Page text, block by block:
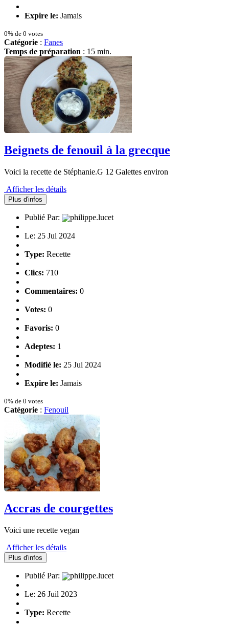
Expire le: Jamais
0% de 0 votes
Catégorie : Fanes
Temps de préparation : 15 min.
Beignets de fenouil à la grecque
Voici la recette de Stéphanie.G 12 Galettes environ
Afficher les détails
Plus d'infos
Publié Par: philippe.lucet
Le: 25 Jui 2024
Type: Recette
Clics: 710
Commentaires: 0
Votes: 0
Favoris: 0
Adeptes: 1
Modifié le: 25 Jui 2024
Expire le: Jamais
0% de 0 votes
Catégorie : Fenouil
Accras de courgettes
Voici une recette vegan
Afficher les détails
Plus d'infos
Publié Par: philippe.lucet
Le: 26 Juil 2023
Type: Recette